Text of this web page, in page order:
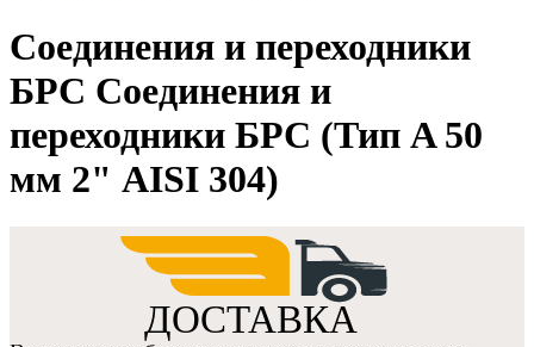
Соединения и переходники
БРС Соединения и
переходники БРС (Тип A 50
мм 2" AISI 304)